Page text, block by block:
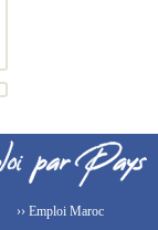
›› Emploi Maroc